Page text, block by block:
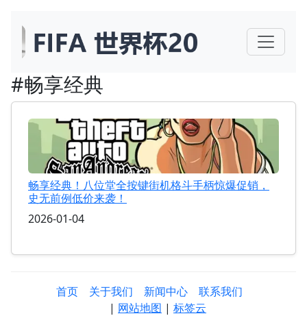
#畅享经典
畅享经典！八位堂全按键街机格斗手柄惊爆促销，
史无前例低价来袭！
2026-01-04
首页 关于我们 新闻中心
联系我们
| 网站地图 | 标签云